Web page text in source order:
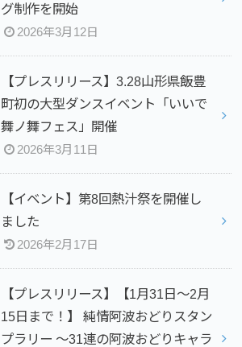
グ制作を開始
2026年3月12日
【プレスリリース】3.28山形県飯豊
町初の大型ダンスイベント「いいで
舞ノ舞フェス」開催
2026年3月11日
【イベント】第8回熱汁祭を開催し
ました
2026年2月17日
【プレスリリース】【1月31日～2月
15日まで！】 純情阿波おどりスタン
プラリー ～31連の阿波おどりキャラ